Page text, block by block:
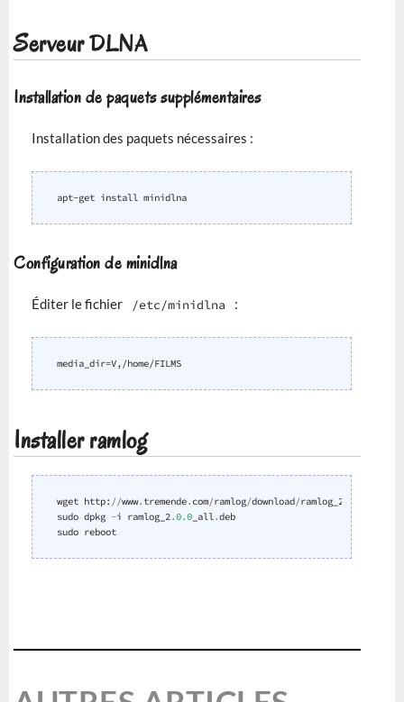
ServeurDLNA
Installation de paquets supplémentaires
Installation des paquets nécessaires :
apt-get install
Configuration de minidlna
Éditer le fichier /etc/minidlna :
Installer ramlog
wget http: //www.tremende.com/ramlog/download/ramlog_2 0.0
sudo dpkg -i ramlog_2.0.0 _all.deb
sudo reboot